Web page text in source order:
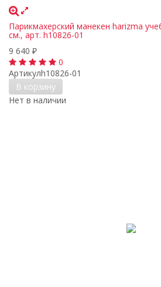
Парикмахерский манекен harizma
см., арт. h10826-01
9 640 ₽
0
Артикулh10826-01
В корзину
Нет в наличии